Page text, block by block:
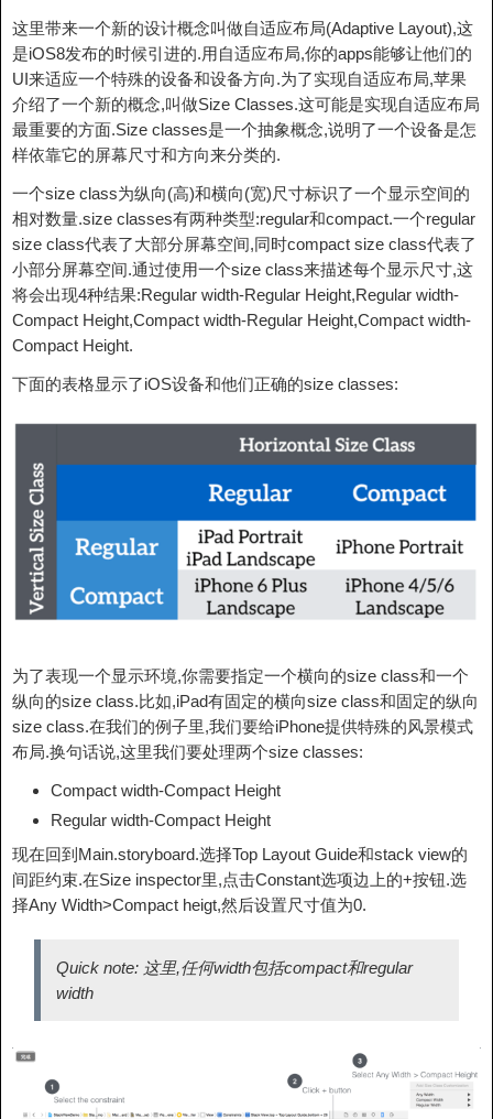
这里带来一个新的设计概念叫做自适应布局(Adaptive Layout),这
是iOS8发布的时候引进的.用自适应布局,你的apps能够让他们的
UI来适应一个特殊的设备和设备方向.为了实现自适应布局,苹果
介绍了一个新的概念,叫做Size Classes.这可能是实现自适应布局
最重要的方面.Size classes是一个抽象概念,说明了一个设备是怎
样依靠它的屏幕尺寸和方向来分类的.
一个size class为纵向(高)和横向(宽)尺寸标识了一个显示空间的
相对数量.size classes有两种类型:regular和compact.一个regular
size class代表了大部分屏幕空间,同时compact size class代表了
小部分屏幕空间.通过使用一个size class来描述每个显示尺寸,这
将会出现4种结果:Regular width-Regular Height,Regular width-
Compact Height,Compact width-Regular Height,Compact width-
Compact Height.
下面的表格显示了iOS设备和他们正确的size classes:
为了表现一个显示环境,你需要指定一个横向的size class和一个
纵向的size class.比如,iPad有固定的横向size class和固定的纵向
size class.在我们的例子里,我们要给iPhone提供特殊的风景模式
布局.换句话说,这里我们要处理两个size classes:
Compact width-Compact Height
Regular width-Compact Height
现在回到Main.storyboard.选择Top Layout Guide和stack view的
间距约束.在Size inspector里,点击Constant选项边上的+按钮.选
择Any Width>Compact heigt,然后设置尺寸值为0.
Quick note: 这里,任何width包括compact和regular
width